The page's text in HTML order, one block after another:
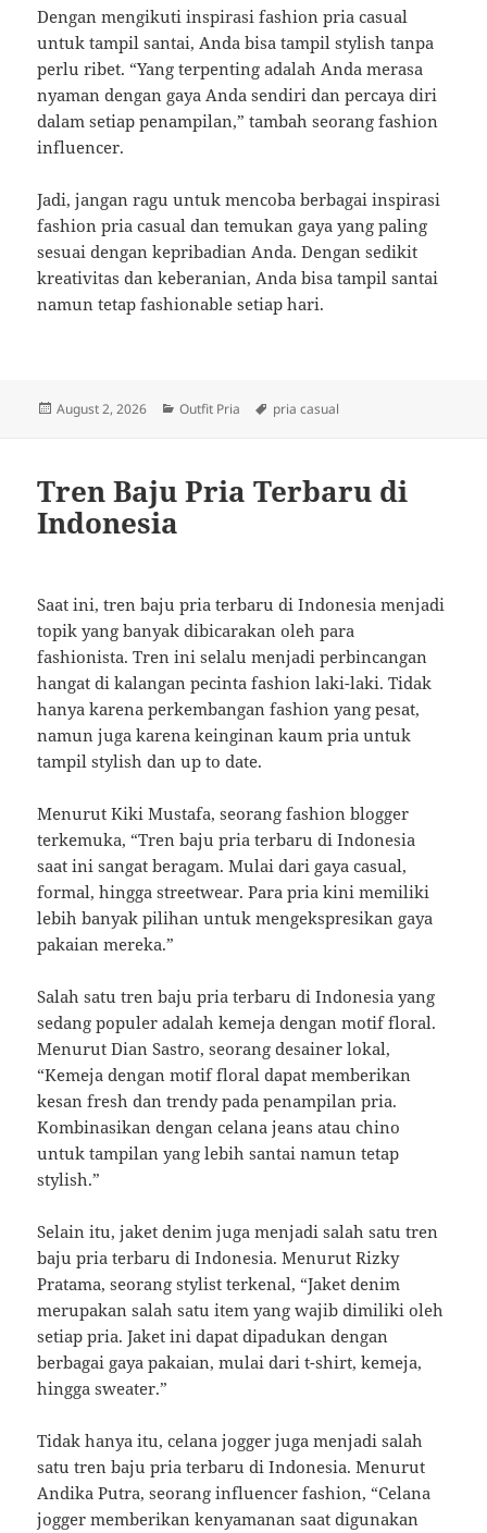
Dengan mengikuti inspirasi fashion pria casual
untuk tampil santai, Anda bisa tampil stylish tanpa
perlu ribet. “Yang terpenting adalah Anda merasa
nyaman dengan gaya Anda sendiri dan percaya diri
dalam setiap penampilan,” tambah seorang fashion
influencer.
Jadi, jangan ragu untuk mencoba berbagai inspirasi
fashion pria casual dan temukan gaya yang paling
sesuai dengan kepribadian Anda. Dengan sedikit
kreativitas dan keberanian, Anda bisa tampil santai
namun tetap fashionable setiap hari.
Posted
August 2, 2026 Categories
Outfit Pria Tags
pria casual
Tren Baju Pria Terbaru di
Indonesia
Saat ini, tren baju pria terbaru di Indonesia menjadi
topik yang banyak dibicarakan oleh para
fashionista. Tren ini selalu menjadi perbincangan
hangat di kalangan pecinta fashion laki-laki. Tidak
hanya karena perkembangan fashion yang pesat,
namun juga karena keinginan kaum pria untuk
tampil stylish dan up to date.
Menurut Kiki Mustafa, seorang fashion blogger
terkemuka, “Tren baju pria terbaru di Indonesia
saat ini sangat beragam. Mulai dari gaya casual,
formal, hingga streetwear. Para pria kini memiliki
lebih banyak pilihan untuk mengekspresikan gaya
pakaian mereka.”
Salah satu tren baju pria terbaru di Indonesia yang
sedang populer adalah kemeja dengan motif floral.
Menurut Dian Sastro, seorang desainer lokal,
“Kemeja dengan motif floral dapat memberikan
kesan fresh dan trendy pada penampilan pria.
Kombinasikan dengan celana jeans atau chino
untuk tampilan yang lebih santai namun tetap
stylish.”
Selain itu, jaket denim juga menjadi salah satu tren
baju pria terbaru di Indonesia. Menurut Rizky
Pratama, seorang stylist terkenal, “Jaket denim
merupakan salah satu item yang wajib dimiliki oleh
setiap pria. Jaket ini dapat dipadukan dengan
berbagai gaya pakaian, mulai dari t-shirt, kemeja,
hingga sweater.”
Tidak hanya itu, celana jogger juga menjadi salah
satu tren baju pria terbaru di Indonesia. Menurut
Andika Putra, seorang influencer fashion, “Celana
jogger memberikan kenyamanan saat digunakan